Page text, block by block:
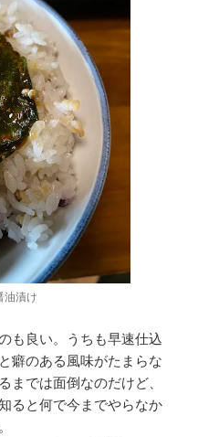
油漬け
も良い。うちも早速仕込
癖のある風味がたまらな
までは面倒なのだけど、
ると何で今までやらなか